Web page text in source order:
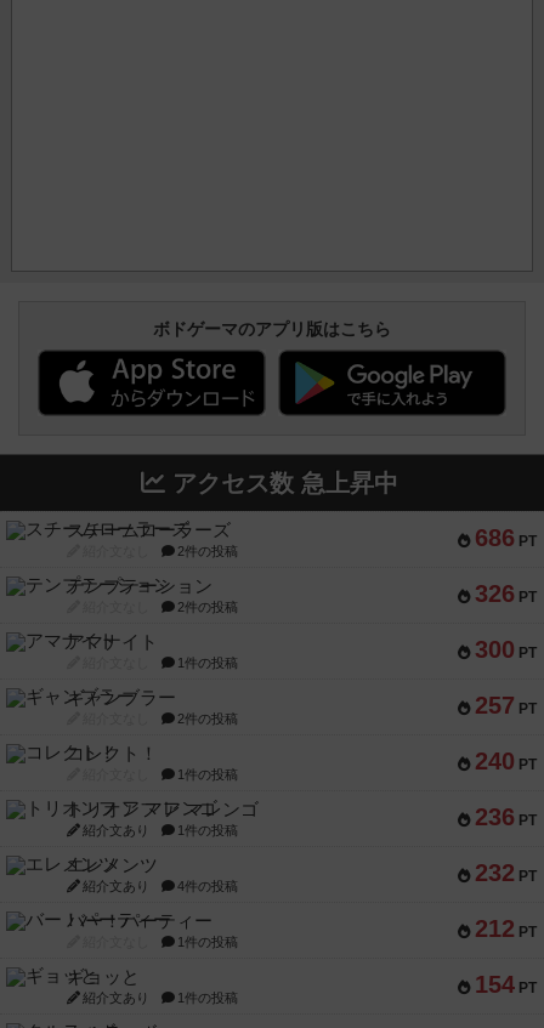
ボドゲーマのアプリ版はこちら
アクセス数 急上昇中
686 PT
スチームローラーズ
2件の投稿
326 PT
テンプテーション
2件の投稿
300 PT
アマナイト
1件の投稿
257 PT
ギャンブラー
2件の投稿
240 PT
コレクト！
1件の投稿
236 PT
トリオンフ ア マレンゴ
紹介文あり 1件の投稿
232 PT
エレメンツ
紹介文あり 4件の投稿
212 PT
バー！パーティー
1件の投稿
154 PT
ギョッと
紹介文あり 1件の投稿